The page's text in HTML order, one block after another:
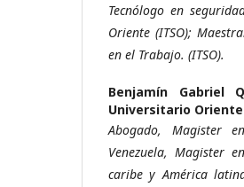
Tecnólogo en
Oriente (ITSO);
en el Trabajo. (ITSO).
Benjamín Gabriel
Universitario Oriente
Abogado, Magister
Venezuela, Magister
caribe y América